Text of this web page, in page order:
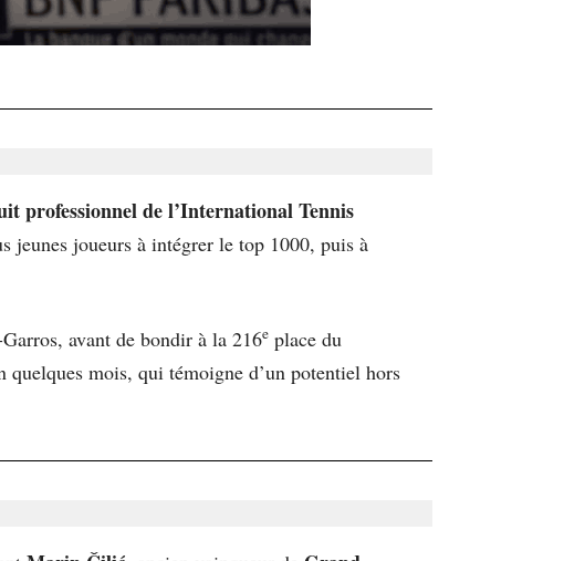
professionnel de l’International Tennis
jeunes joueurs à intégrer le top 1000, puis à
avant de bondir à la 216e place du
mois, qui témoigne d’un potentiel hors